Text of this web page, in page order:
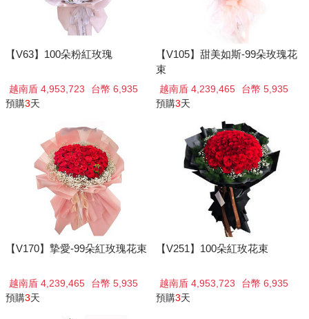
【V63】100朵粉紅玫瑰
越南盾 4,953,723
台幣 6,935
預購3天
【V105】甜美如斯-99朵玫瑰花
束
越南盾 4,239,465
台幣 5,935
預購3天
【V170】摯愛-99朵紅玫瑰花束
越南盾 4,239,465
台幣 5,935
預購3天
【V251】100朵紅玫花束
越南盾 4,953,723
台幣 6,935
預購3天